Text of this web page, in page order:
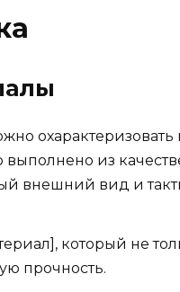
из
внешний вид и
который не
прочность.